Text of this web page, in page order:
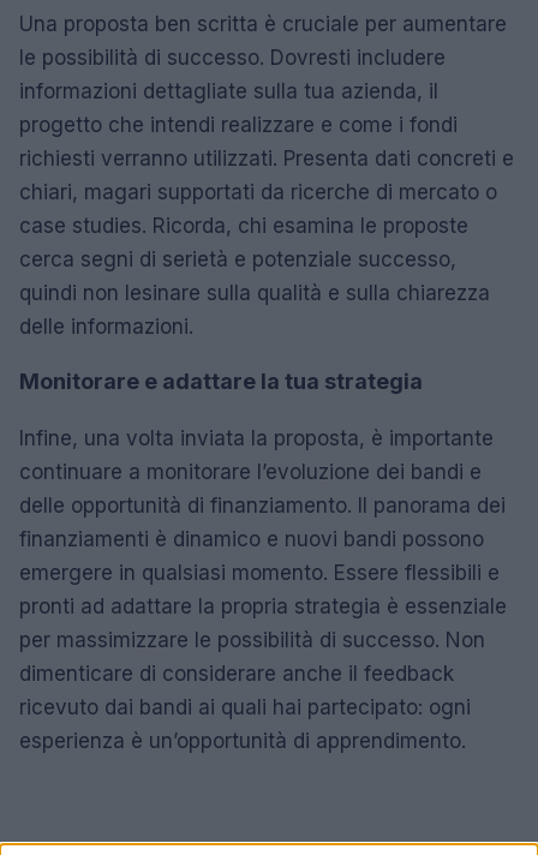
Una proposta ben scritta è cruciale per aumentare
le possibilità di successo. Dovresti includere
informazioni dettagliate sulla tua azienda, il
progetto che intendi realizzare e come i fondi
richiesti verranno utilizzati. Presenta dati concreti e
chiari, magari supportati da ricerche di mercato o
case studies. Ricorda, chi esamina le proposte
cerca segni di serietà e potenziale successo,
quindi non lesinare sulla qualità e sulla chiarezza
delle informazioni.
Monitorare e adattare la tua strategia
Infine, una volta inviata la proposta, è importante
continuare a monitorare l’evoluzione dei bandi e
delle opportunità di finanziamento. Il panorama dei
finanziamenti è dinamico e nuovi bandi possono
emergere in qualsiasi momento. Essere flessibili e
pronti ad adattare la propria strategia è essenziale
per massimizzare le possibilità di successo. Non
dimenticare di considerare anche il feedback
ricevuto dai bandi ai quali hai partecipato: ogni
esperienza è un’opportunità di apprendimento.